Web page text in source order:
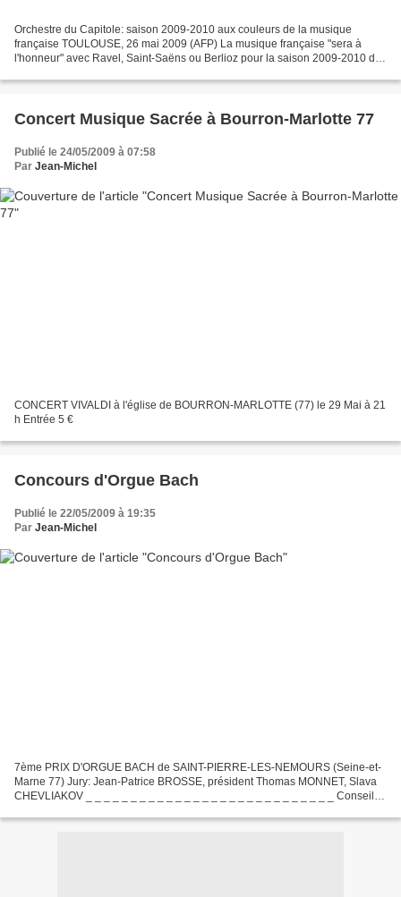
Orchestre du Capitole: saison 2009-2010 aux couleurs de la musique
française TOULOUSE, 26 mai 2009 (AFP) La musique française "sera à
l'honneur" avec Ravel, Saint-Saëns ou Berlioz pour la saison 2009-2010 de
Concert Musique Sacrée à Bourron-Marlotte 77
Publié le 24/05/2009 à 07:58
Par Jean-Michel
CONCERT VIVALDI à l'église de BOURRON-MARLOTTE (77) le 29 Mai à 21
h Entrée 5 €
Concours d'Orgue Bach
Publié le 22/05/2009 à 19:35
Par Jean-Michel
7ème PRIX D'ORGUE BACH de SAINT-PIERRE-LES-NEMOURS (Seine-et-
Marne 77) Jury: Jean-Patrice BROSSE, président Thomas MONNET, Slava
CHEVLIAKOV _ _ _ _ _ _ _ _ _ _ _ _ _ _ _ _ _ _ _ _ _ _ _ _ _ _ _ _ Conseiller